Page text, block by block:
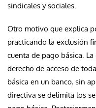
sindicales y sociales.
Otro motivo que explica
practicando la exclusión
cuenta de pago básica.
derecho de acceso de
básica en un banco, sin
directiva se delimita los